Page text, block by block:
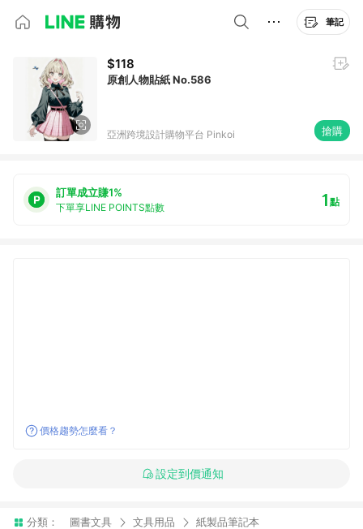
筆記
$118
原創人物貼紙 No.586
亞洲跨境設計購物平台 Pinkoi 搶購
訂單成立賺1%
下單享LINE POINTS點數 1點
價格趨勢怎麼看？
設定到價通知
分類： 圖書文具 文具用品 紙製品筆記本